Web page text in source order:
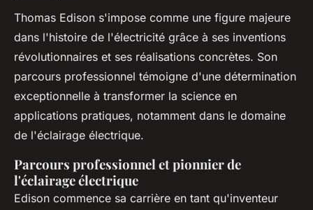
Thomas Edison s'impose comme une figure majeure
dans l'histoire de l'électricité grâce à ses inventions
révolutionnaires et ses réalisations concrètes. Son
parcours professionnel témoigne d'une détermination
exceptionnelle à transformer la science en
applications pratiques, notamment dans le domaine
de l'éclairage électrique.
Parcours professionnel et pionnier de
l'éclairage électrique
Edison commence sa carrière en tant qu'inventeur